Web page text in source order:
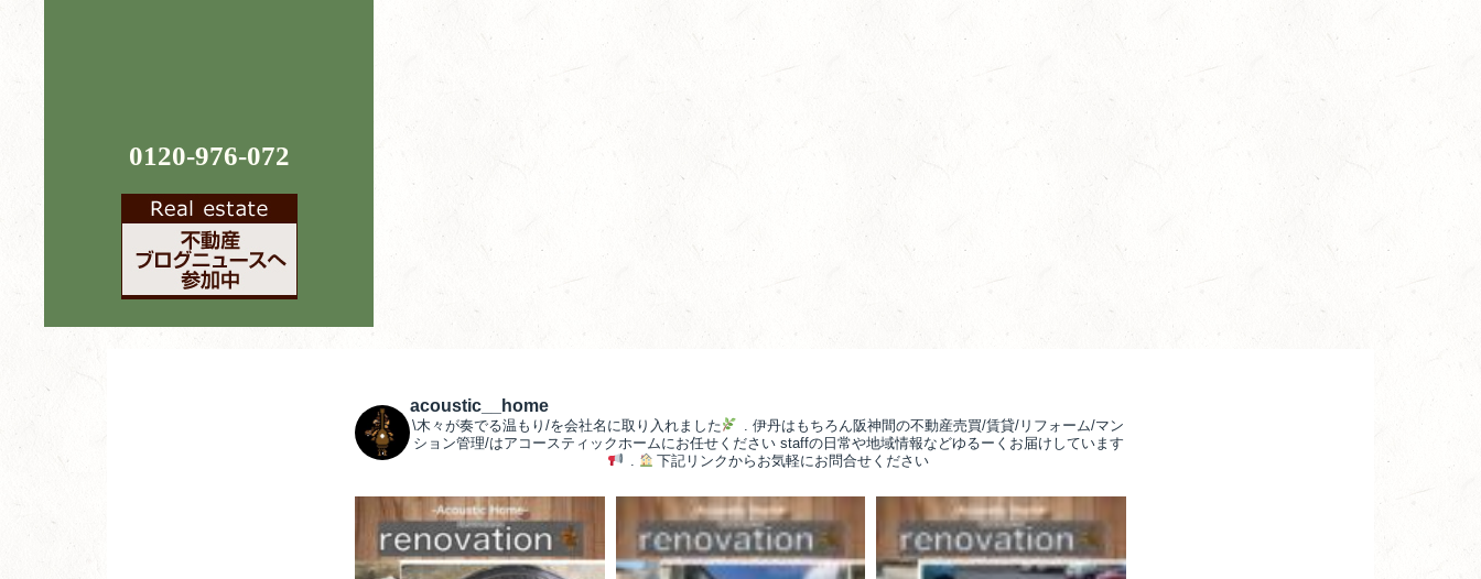
0120-976-072
acoustic__home
\木々が奏でる温もり/を会社名に取り入れました . 伊丹はもちろん阪神間の不動産売買/賃貸/リフォーム/マン
ション管理/はアコースティックホームにお任せくださいstaffの日常や地域情報などゆるーくお届けしています
.
下記リンクからお気軽にお問合せください